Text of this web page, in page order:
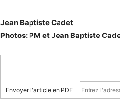
Jean Baptiste Cadet
Photos: PM et Jean Baptiste
Envoyer l'article en PDF